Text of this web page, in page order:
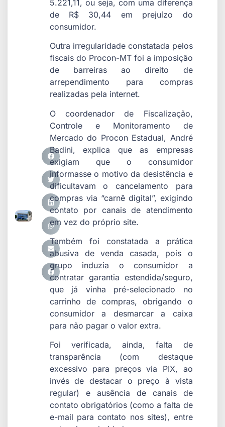
5.221,11, ou seja, com uma diferença
de R$ 30,44 em prejuízo do
consumidor.
Outra irregularidade constatada pelos
fiscais do Procon-MT foi a imposição
de barreiras ao direito de
arrependimento para compras
realizadas pela internet.
O coordenador de Fiscalização,
Controle e Monitoramento de
Mercado do Procon Estadual, André
Badini, explica que as empresas
exigiam que o consumidor
informasse o motivo da desistência e
dificultavam o cancelamento para
compras via “carnê digital”, exigindo
contato por canais de atendimento
em vez do próprio site.
Também foi constatada a prática
abusiva de venda casada, pois o
grupo induzia o consumidor a
contratar garantia estendida/seguro,
que já vinha pré-selecionado no
carrinho de compras, obrigando o
consumidor a desmarcar a caixa
para não pagar o valor extra.
Foi verificada, ainda, falta de
transparência (com destaque
excessivo para preços via PIX, ao
invés de destacar o preço à vista
regular) e ausência de canais de
contato obrigatórios (como a falta de
e-mail para contato nos sites), entre